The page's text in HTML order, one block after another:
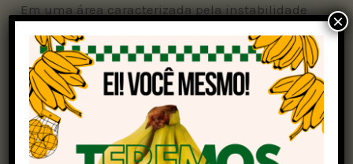
Em uma área caracterizada pela instabilidade
climática, com variações cada vez mais
intensas, a seca prolongada se tornou um
grande desafio. Períodos de estiagem que antes
duravam cerca de 10 dias agora podem se
estender por até 80 dias consecutivos, trazendo
prejuízos significativos às lavouras. Para
×